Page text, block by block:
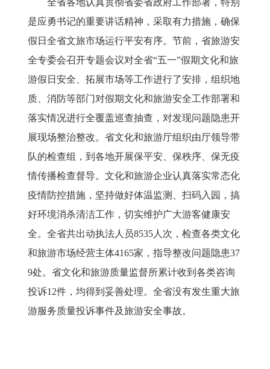
全省各地认真贯彻省委省政府工作部署，特别
是应勇书记的重要讲话精神，采取有力措施，确保
假日全省文旅市场运行平安有序。节前，省旅游安
全专委会召开专题会议对全省“五一”假期文化和旅
游假日安全、拓展市场等工作进行了安排，组织地
质、消防等部门对假期文化和旅游安全工作部署和
落实情况进行全覆盖巡查抽查，对发现问题隐患开
展现场整治整改。省文化和旅游厅组织由厅领导带
队的检查组，到各地开展保平安、保秩序、保无疫
情传播检查督导。文化和旅游企业认真落实常态化
疫情防控措施，坚持做好体温监测、扫码入园，搞
好环境消杀清洁工作，切实维护广大游客健康安
全。全省共出动执法人员8535 人次，检查各类文化
和旅游市场经营主体4165家，指导整改问题隐患37
9处。省文化和旅游质量监督所累计收到各类咨询
投诉12件，均得到妥善处理。全省没有发生重大旅
游服务质量投诉事件及旅游安全事故。